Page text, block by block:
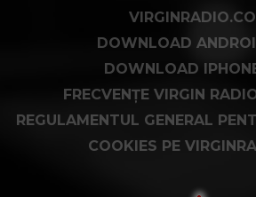
DOWNLOAD
DOWNLOAD
FRECVENȚE VIRGIN
REGULAMENTUL GENERAL
COOKIES PE